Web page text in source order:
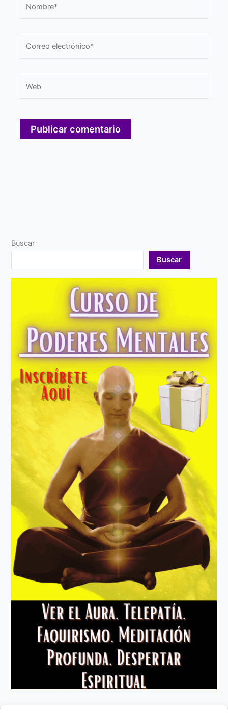
electrónico*
Buscar
Buscar